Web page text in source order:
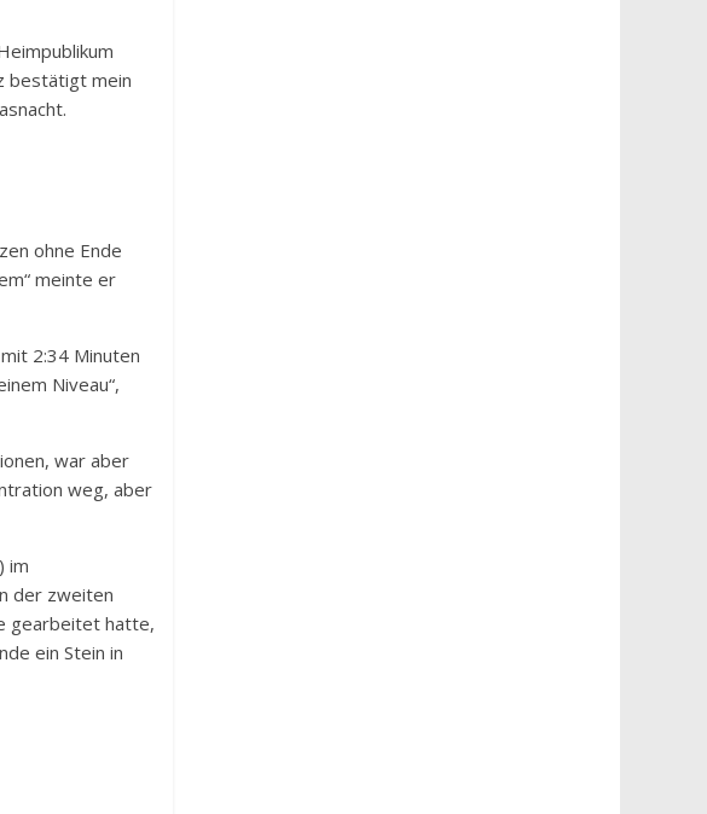
bestätigt mein
ohne Ende
meinte er
2:34 Minuten
Niveau“,
war aber
weg, aber
im
der zweiten
gearbeitet hatte,
ein Stein in